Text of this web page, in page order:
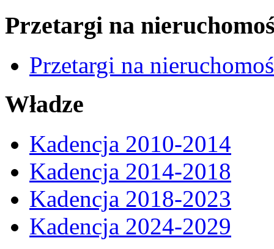
Przetargi na
Przetargi na
Władze
Kadencja 2010-2014
Kadencja 2014-2018
Kadencja 2018-2023
Kadencja 2024-2029